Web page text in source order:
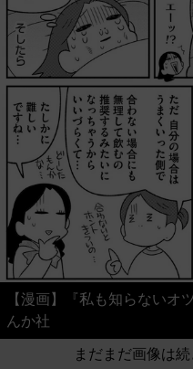
【漫画】『私も知らない
んか社
まだまだ画像は